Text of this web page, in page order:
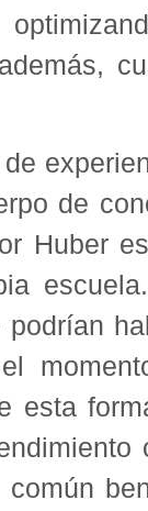
de
Huber
esta